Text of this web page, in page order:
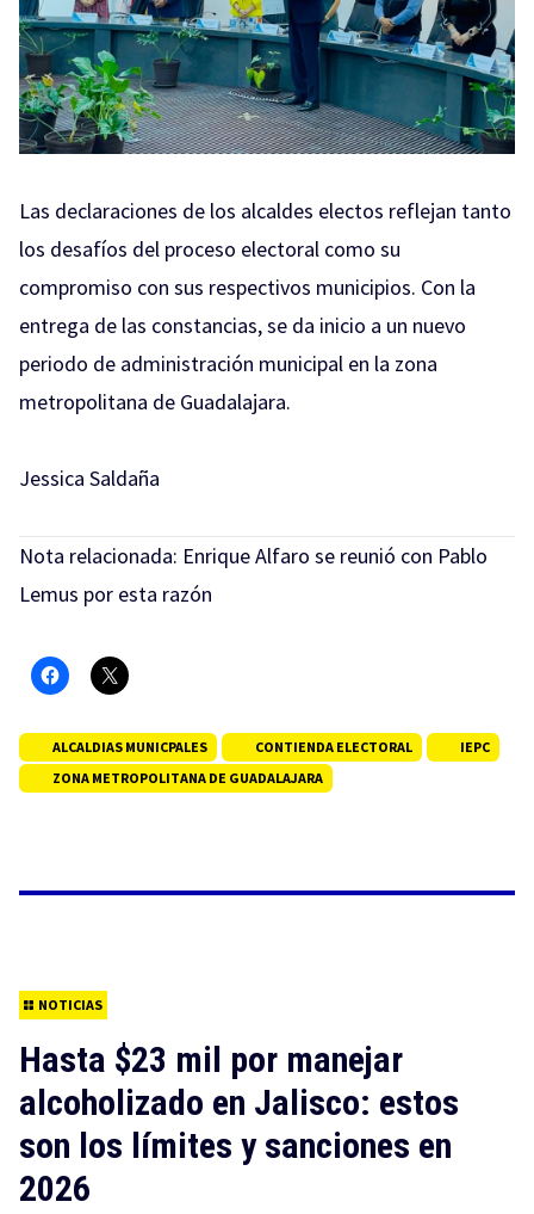
Las declaraciones de los alcaldes electos reflejan tanto
los desafíos del proceso electoral como su
compromiso con sus respectivos municipios. Con la
entrega de las constancias, se da inicio a un nuevo
periodo de administración municipal en la zona
metropolitana de Guadalajara.
Jessica Saldaña
Nota relacionada: Enrique Alfaro se reunió con Pablo
Lemus por esta razón
ALCALDIAS MUNICPALES CONTIENDA ELECTORAL
IEPC
ZONA METROPOLITANA DE GUADALAJARA
NOTICIAS
Hasta $23 mil por manejar
alcoholizado en Jalisco: estos
son los límites y sanciones en
2026